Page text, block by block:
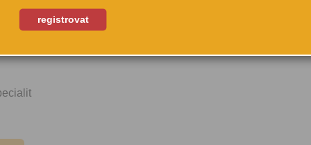
koně (2012, režisér Nabil Ayouch)
registrovat
na webu www.citybee.cz.